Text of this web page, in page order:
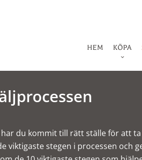
HEM KÖPA
du kommit till rätt ställe för att
viktigaste stegen i processen och